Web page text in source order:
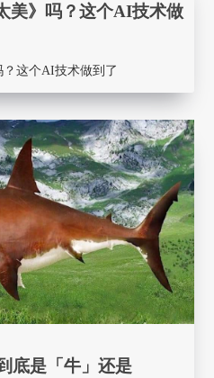
美》吗？这个AI技术做
这个AI技术做到了
底是「牛」还是